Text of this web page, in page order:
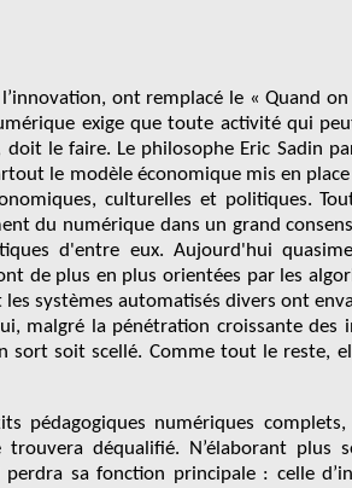
ont remplacé le « Quand
exige que toute activité qui
le faire. Le philosophe Eric Sadin
le modèle économique mis en
culturelles et politiques.
du numérique dans un grand
d'entre eux. Aujourd'hui
de plus en plus orientées par les
systèmes automatisés divers ont
malgré la pénétration croissante des
sort soit scellé. Comme tout le reste,
pédagogiques numériques
trouvera déqualifié. N’élaborant
sa fonction principale : celle